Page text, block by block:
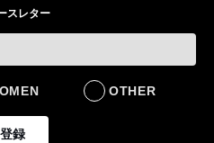
スレター
OTHER
登録